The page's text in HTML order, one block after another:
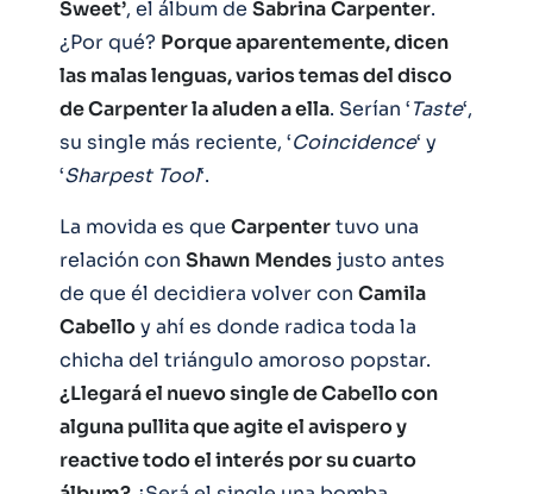
Sweet’, el álbum de SabrinaCarpenter.
¿Por qué? Porque aparentemente, dicen
las malas lenguas, varios temas del disco
de Carpenter la aluden a ella. Serían ‘Taste‘,
su single más reciente, ‘Coincidence‘ y
‘Sharpest Tool‘.
La movida es que Carpentertuvo una
relación con Shawn Mendesjusto antes
de que él decidiera volver con Camila
Cabelloy ahí es donde radica toda la
chicha del triángulo amoroso popstar.
¿Llegará el nuevo single de Cabello con
alguna pullita que agite el avispero y
reactive todo el interés por su cuarto